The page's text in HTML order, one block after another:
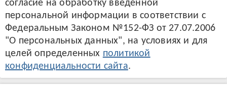
согласие на обработку введенной
персональной информации в соответствии с
Федеральным Законом №152-ФЗ от 27.07.2006
"О персональных данных", на условиях и для
целей определенных политикой
конфиденциальности сайта.